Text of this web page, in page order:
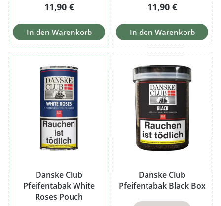
Regulärer Preis:
11,90 €
In den Warenkorb
Regulärer Preis:
11,90 €
In den Warenkorb
Danske Club
Pfeifentabak White
Roses Pouch
Danske Club
Pfeifentabak Black Box